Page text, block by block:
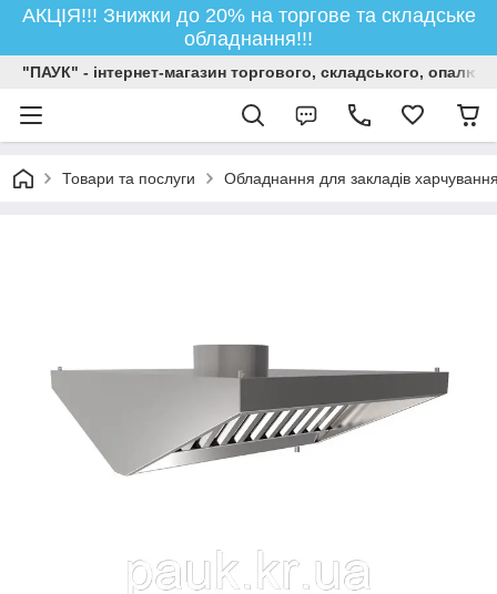
АКЦІЯ!!! Знижки до 20% на торгове та складське
обладнання!!!
"ПАУК" - інтернет-магазин торгового, складського,
Товари та послуги Обладнання для закладів